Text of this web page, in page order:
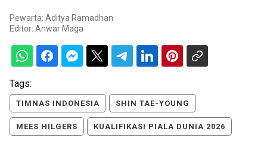
Pewarta: Aditya Ramadhan
Editor: Anwar Maga
Tags:
TIMNAS INDONESIA SHIN TAE-YOUNG
MEES HILGERS KUALIFIKASI PIALA DUNIA 2026